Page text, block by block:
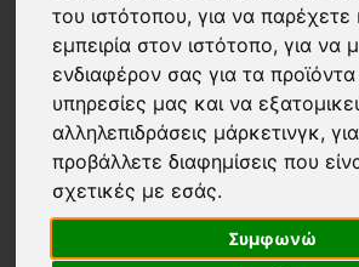
του ιστότοπου,για να παρέχετε
εμπειρία στον ιστότοπο,για να
ενδιαφέρον σας για τα προϊόντα
υπηρεσίες μας και να
αλληλεπιδράσεις μάρκετινγκ,
προβάλλετε διαφημίσεις που
σχετικές με εσάς.
Συμφωνώ